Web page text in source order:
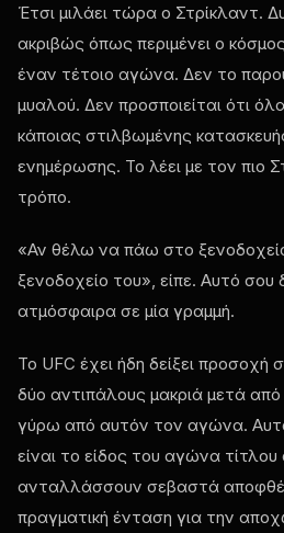
Έτσι μιλάει τώρα ο Στρίκλαντ.
ακριβώς όπως περιμένει ο
έναν τέτοιο αγώνα. Δεν το
μυαλού. Δεν προσποιείται ότι
κάποιας στιλβωμένης
ενημέρωσης. Το λέει με τον πιο
τρόπο.
«Αν θέλω να πάω στο
ξενοδοχείο του», είπε. Αυτό σου
ατμόσφαιρα σε μία γραμμή.
Το UFC έχει ήδη δείξει προσοχή
δύο αντιπάλους μακριά μετά
γύρω από αυτόν τον αγώνα.
είναι το είδος του αγώνα
ανταλλάσσουν σεβαστά
πραγματική ένταση για την